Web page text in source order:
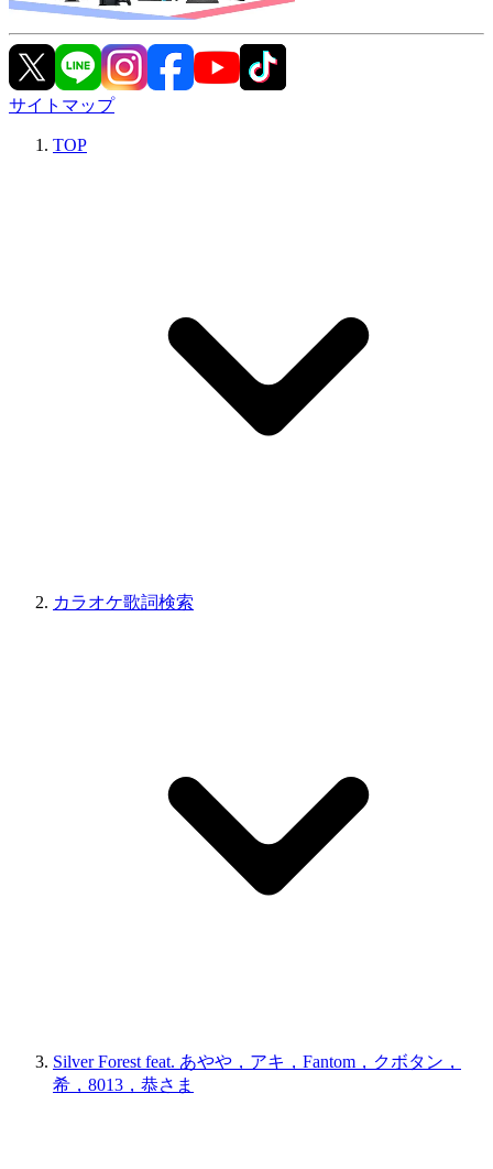
サイトマップ
TOP
カラオケ歌詞検索
Silver Forest feat. あやや，アキ，Fantom，クボタン，
希，8013，恭さま